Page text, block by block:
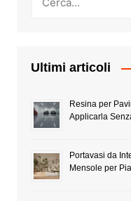
Ultimi articoli
Resina per
Applicarla
Portavasi da
Mensole per